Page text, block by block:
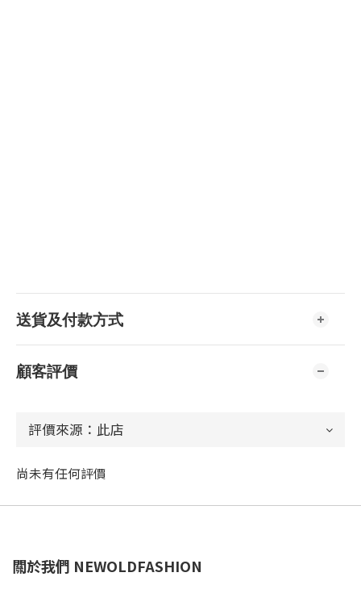
送貨及付款方式
顧客評價
尚未有任何評價
關於我們 NEWOLDFASHION